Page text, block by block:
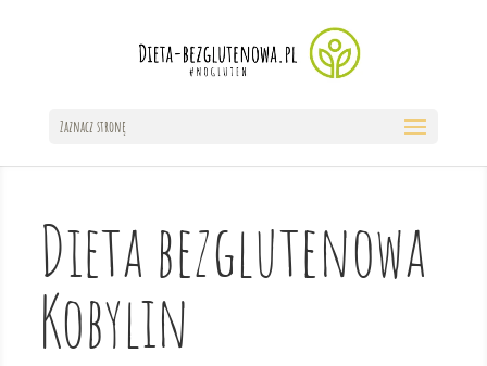
Zaznacz stronę
Dieta bezglutenowa
Kobylin